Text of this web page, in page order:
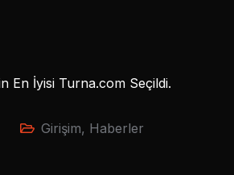
Girişim, Haberler